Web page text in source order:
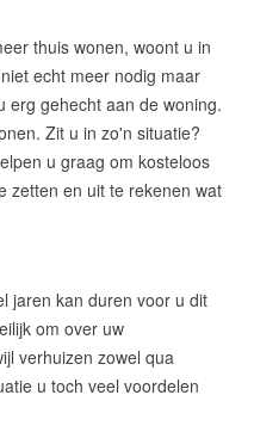
thuis wonen, woont u in
echt meer nodig maar
erg gehecht aan de woning.
Zit u in zo'n situatie?
u graag om kosteloos
zetten en uit te rekenen wat
jaren kan duren voor u dit
om over uw
verhuizen zowel qua
u toch veel voordelen